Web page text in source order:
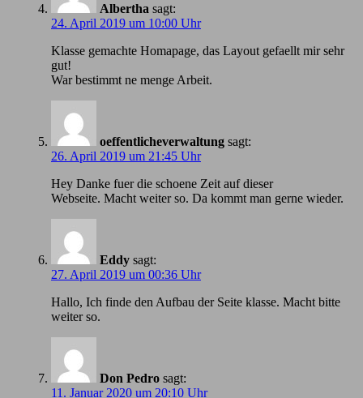
Albertha sagt:
24. April 2019 um 10:00 Uhr
Klasse gemachte Homapage, das Layout gefaellt mir sehr
gut!
War bestimmt ne menge Arbeit.
oeffentlicheverwaltung sagt:
26. April 2019 um 21:45 Uhr
Hey Danke fuer die schoene Zeit auf dieser
Webseite. Macht weiter so. Da kommt man gerne wieder.
Eddy sagt:
27. April 2019 um 00:36 Uhr
Hallo, Ich finde den Aufbau der Seite klasse. Macht bitte
weiter so.
Don Pedro sagt:
11. Januar 2020 um 20:10 Uhr